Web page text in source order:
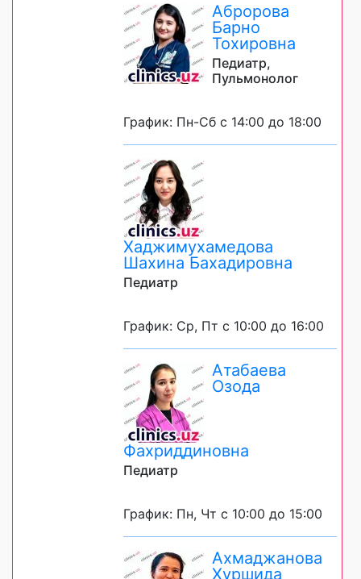
Абророва
Барно
Тохировна
Педиатр,
Пульмонолог
График: Пн-Сб с 14:00 до 18:00
Хаджимухамедова
Шахина Бахадировна
Педиатр
График: Ср, Пт с 10:00 до 16:00
Атабаева
Озода
Фахриддиновна
Педиатр
График: Пн, Чт с 10:00 до 15:00
Ахмаджанова
Хуршида